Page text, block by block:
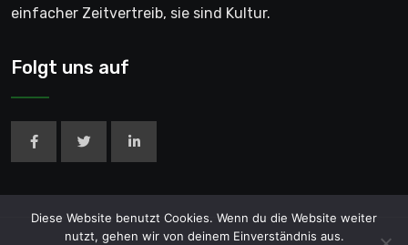
einfacher Zeitvertreib, sie sind Kultur.
Folgt uns auf
Diese Website benutzt Cookies. Wenn du die Website weiter
nutzt, gehen wir von deinem Einverständnis aus.